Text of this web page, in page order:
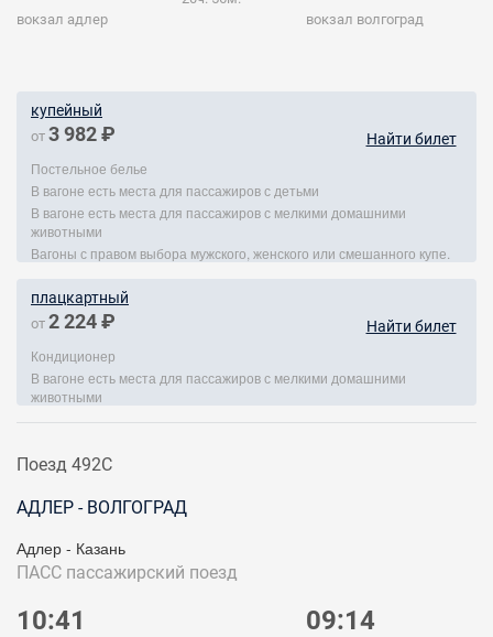
вокзал адлер
вокзал волгоград
купейный
от 3 982 ₽ Найти билет
Постельное белье
В вагоне есть места для пассажиров с детьми
В вагоне есть места для пассажиров с мелкими домашними
животными
Вагоны с правом выбора мужского, женского или смешанного купе.
плацкартный
от 2 224 ₽ Найти билет
Кондиционер
В вагоне есть места для пассажиров с мелкими домашними
животными
Поезд 492С
АДЛЕР - ВОЛГОГРАД
Адлер - Казань
ПАСС пассажирский поезд
10:41 09:14